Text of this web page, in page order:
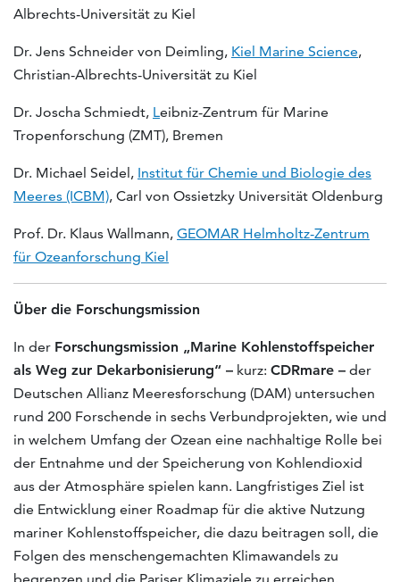
Albrechts-Universität zu Kiel
Dr. Jens Schneider von Deimling, Kiel Marine Science,
Christian-Albrechts-Universität zu Kiel
Dr. Joscha Schmiedt, Leibniz-Zentrum für Marine
Tropenforschung (ZMT), Bremen
Dr. Michael Seidel, Institut für Chemie und Biologie des
Meeres (ICBM), Carl von Ossietzky Universität Oldenburg
Prof. Dr. Klaus Wallmann, GEOMAR Helmholtz-Zentrum
für Ozeanforschung Kiel
Über die Forschungsmission
In der Forschungsmission „Marine Kohlenstoffspeicher
als Weg zur Dekarbonisierung“ – kurz: CDRmare – der
Deutschen Allianz Meeresforschung (DAM) untersuchen
rund 200 Forschende in sechs Verbundprojekten, wie und
in welchem Umfang der Ozean eine nachhaltige Rolle bei
der Entnahme und der Speicherung von Kohlendioxid
aus der Atmosphäre spielen kann. Langfristiges Ziel ist
die Entwicklung einer Roadmap für die aktive Nutzung
mariner Kohlenstoffspeicher, die dazu beitragen soll, die
Folgen des menschengemachten Klimawandels zu